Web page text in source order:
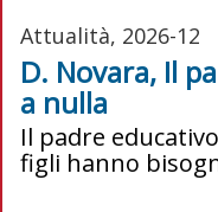
Attualità, 2026-12
D. Novara, Il
a nulla
Il padre
figli hanno